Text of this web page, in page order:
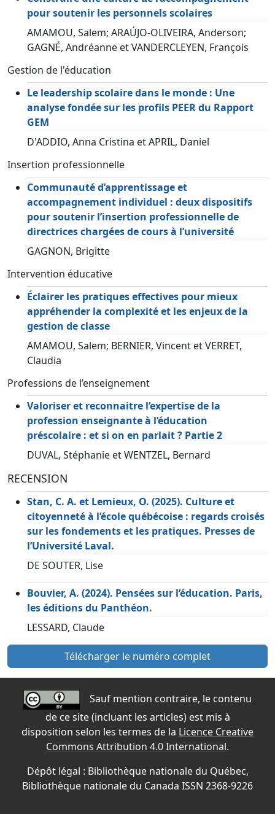
pour soutenir les personnels scolaires
AMAMOU, Salem; ARAÚJO-OLIVEIRA, Anderson;
GAGNÉ, Andréanne et VANDERCLEYEN, François
Gestion de l'éducation
Le leadership scolaire dans le monde : Une
analyse fondée sur les profils PEER du Rapport
GEM
D'ADDIO, Anna Cristina et APRIL, Daniel
Insertion professionnelle
Communauté d’apprentissage et
accompagnement individuel : deux dispositifs
pour soutenir l’insertion professionnelle de
directrices chargées de cours à l’université
GAGNON, Brigitte
Intervention éducative
Éclairer les pratiques effectives pour mieux
appréhender la complexité et les enjeux de la
gestion de classe
AMAMOU, Salem; BERNIER, Vincent et VERRET,
Claudia
Professions de l’enseignement
Valoriser et reconnaitre l’expertise de la
profession enseignante à l’éducation
préscolaire : et si on en parlait ? Partie 2
DUVAL, Stéphanie et WENTZEL, Bernard
RECENSION
Stan, C. A. et Lemieux, O. (2025). Culture et
citoyenneté à l’école québécoise : regards croisés
sur les fondements et les pratiques. Presses de
l’Université Laval.
DE SOUTER, Lise
Bouvier, A. (2024). Pensées sur l’éducation. Paris,
les éditions du Panthéon.
LESSARD, Claude
Télécharger le numéro complet
Sauf mention contraire, le contenu
de ce site (incluant les articles) est mis à
disposition selon les termes de la Licence Creative
Commons Attribution 4.0 International.
Dépôt légal : Bibliothèque nationale du Québec,
Bibliothèque nationale du Canada ISSN 2368-9226